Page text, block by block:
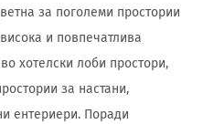
за поголеми простории
и повпечатлива
хотелски лоби простори,
за настани,
ентериери. Поради